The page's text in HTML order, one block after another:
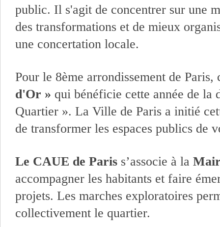
public. Il s'agit de concentrer sur une
des transformations et de mieux
une concertation locale.
Pour le 8ème arrondissement de
d'Or » qui bénéficie cette année de la
Quartier ». La Ville de Paris a initié
de transformer les espaces publics de
Le CAUE de Paris s’associe à la
accompagner les habitants et faire
projets. Les marches exploratoires
collectivement le quartier.